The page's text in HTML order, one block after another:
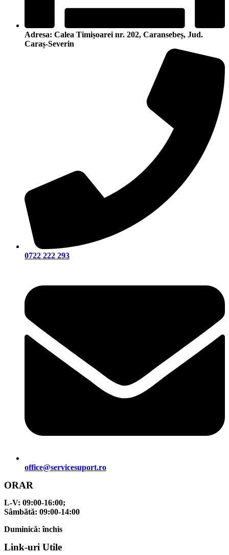
Adresa: Calea Timișoarei nr. 202, Caransebeș, Jud.
Caraș-Severin
0722 222 293
office@servicesuport.ro
ORAR
L-V: 09:00-16:00;
Sâmbătă: 09:00-14:00
Duminică: închis
Link-uri Utile